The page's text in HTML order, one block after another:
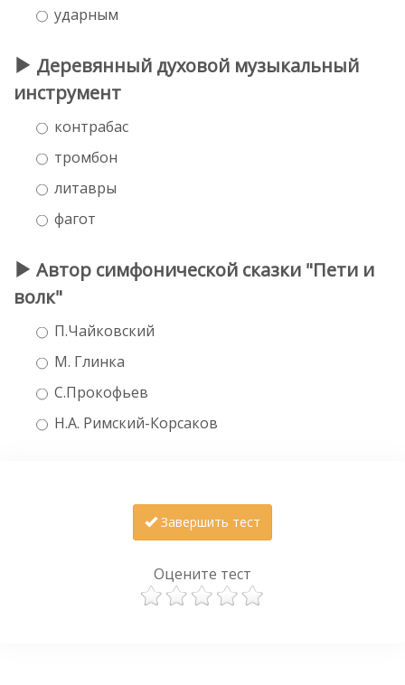
ударным
Деревянный духовой музыкальный
инструмент
контрабас
тромбон
литавры
фагот
Автор симфонической сказки "Пети и
волк"
П.Чайковский
М. Глинка
С.Прокофьев
Н.А. Римский-Корсаков
Завершить тест
Оцените тест